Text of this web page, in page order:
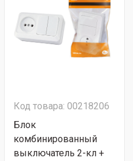
Код товара: 00218206
Блок
комбинированный
выключатель 2-кл +